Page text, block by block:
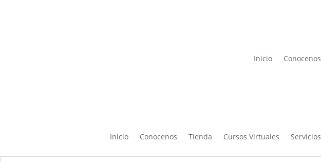
Inicio Conocenos
Inicio Conocenos Tienda Cursos Virtuales Servicios